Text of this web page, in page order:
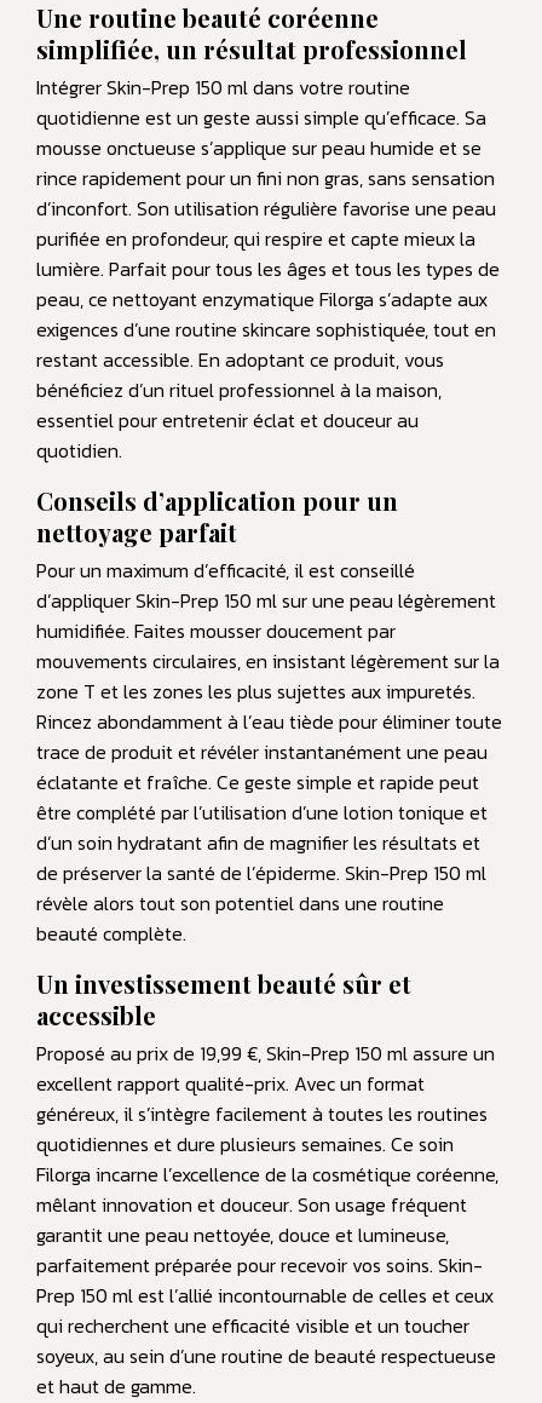
Une routine beauté coréenne
simplifiée, un résultat professionnel
Intégrer Skin-Prep 150 ml dans votre routine
quotidienne est un geste aussi simple qu’efficace. Sa
mousse onctueuse s’applique sur peau humide et se
rince rapidement pour un fini non gras, sans sensation
d’inconfort. Son utilisation régulière favorise une peau
purifiée en profondeur, qui respire et capte mieux la
lumière. Parfait pour tous les âges et tous les types de
peau, ce nettoyant enzymatique Filorga s’adapte aux
exigences d’une routine skincare sophistiquée, tout en
restant accessible. En adoptant ce produit, vous
bénéficiez d’un rituel professionnel à la maison,
essentiel pour entretenir éclat et douceur au
quotidien.
Conseils d’application pour un
nettoyage parfait
Pour un maximum d’efficacité, il est conseillé
d’appliquer Skin-Prep 150 ml sur une peau légèrement
humidifiée. Faites mousser doucement par
mouvements circulaires, en insistant légèrement sur la
zone T et les zones les plus sujettes aux impuretés.
Rincez abondamment à l’eau tiède pour éliminer toute
trace de produit et révéler instantanément une peau
éclatante et fraîche. Ce geste simple et rapide peut
être complété par l’utilisation d’une lotion tonique et
d’un soin hydratant afin de magnifier les résultats et
de préserver la santé de l’épiderme. Skin-Prep 150 ml
révèle alors tout son potentiel dans une routine
beauté complète.
Un investissement beauté sûr et
accessible
Proposé au prix de 19,99 €, Skin-Prep 150 ml assure un
excellent rapport qualité-prix. Avec un format
généreux, il s’intègre facilement à toutes les routines
quotidiennes et dure plusieurs semaines. Ce soin
Filorga incarne l’excellence de la cosmétique coréenne,
mêlant innovation et douceur. Son usage fréquent
garantit une peau nettoyée, douce et lumineuse,
parfaitement préparée pour recevoir vos soins. Skin-
Prep 150 ml est l’allié incontournable de celles et ceux
qui recherchent une efficacité visible et un toucher
soyeux, au sein d’une routine de beauté respectueuse
et haut de gamme.